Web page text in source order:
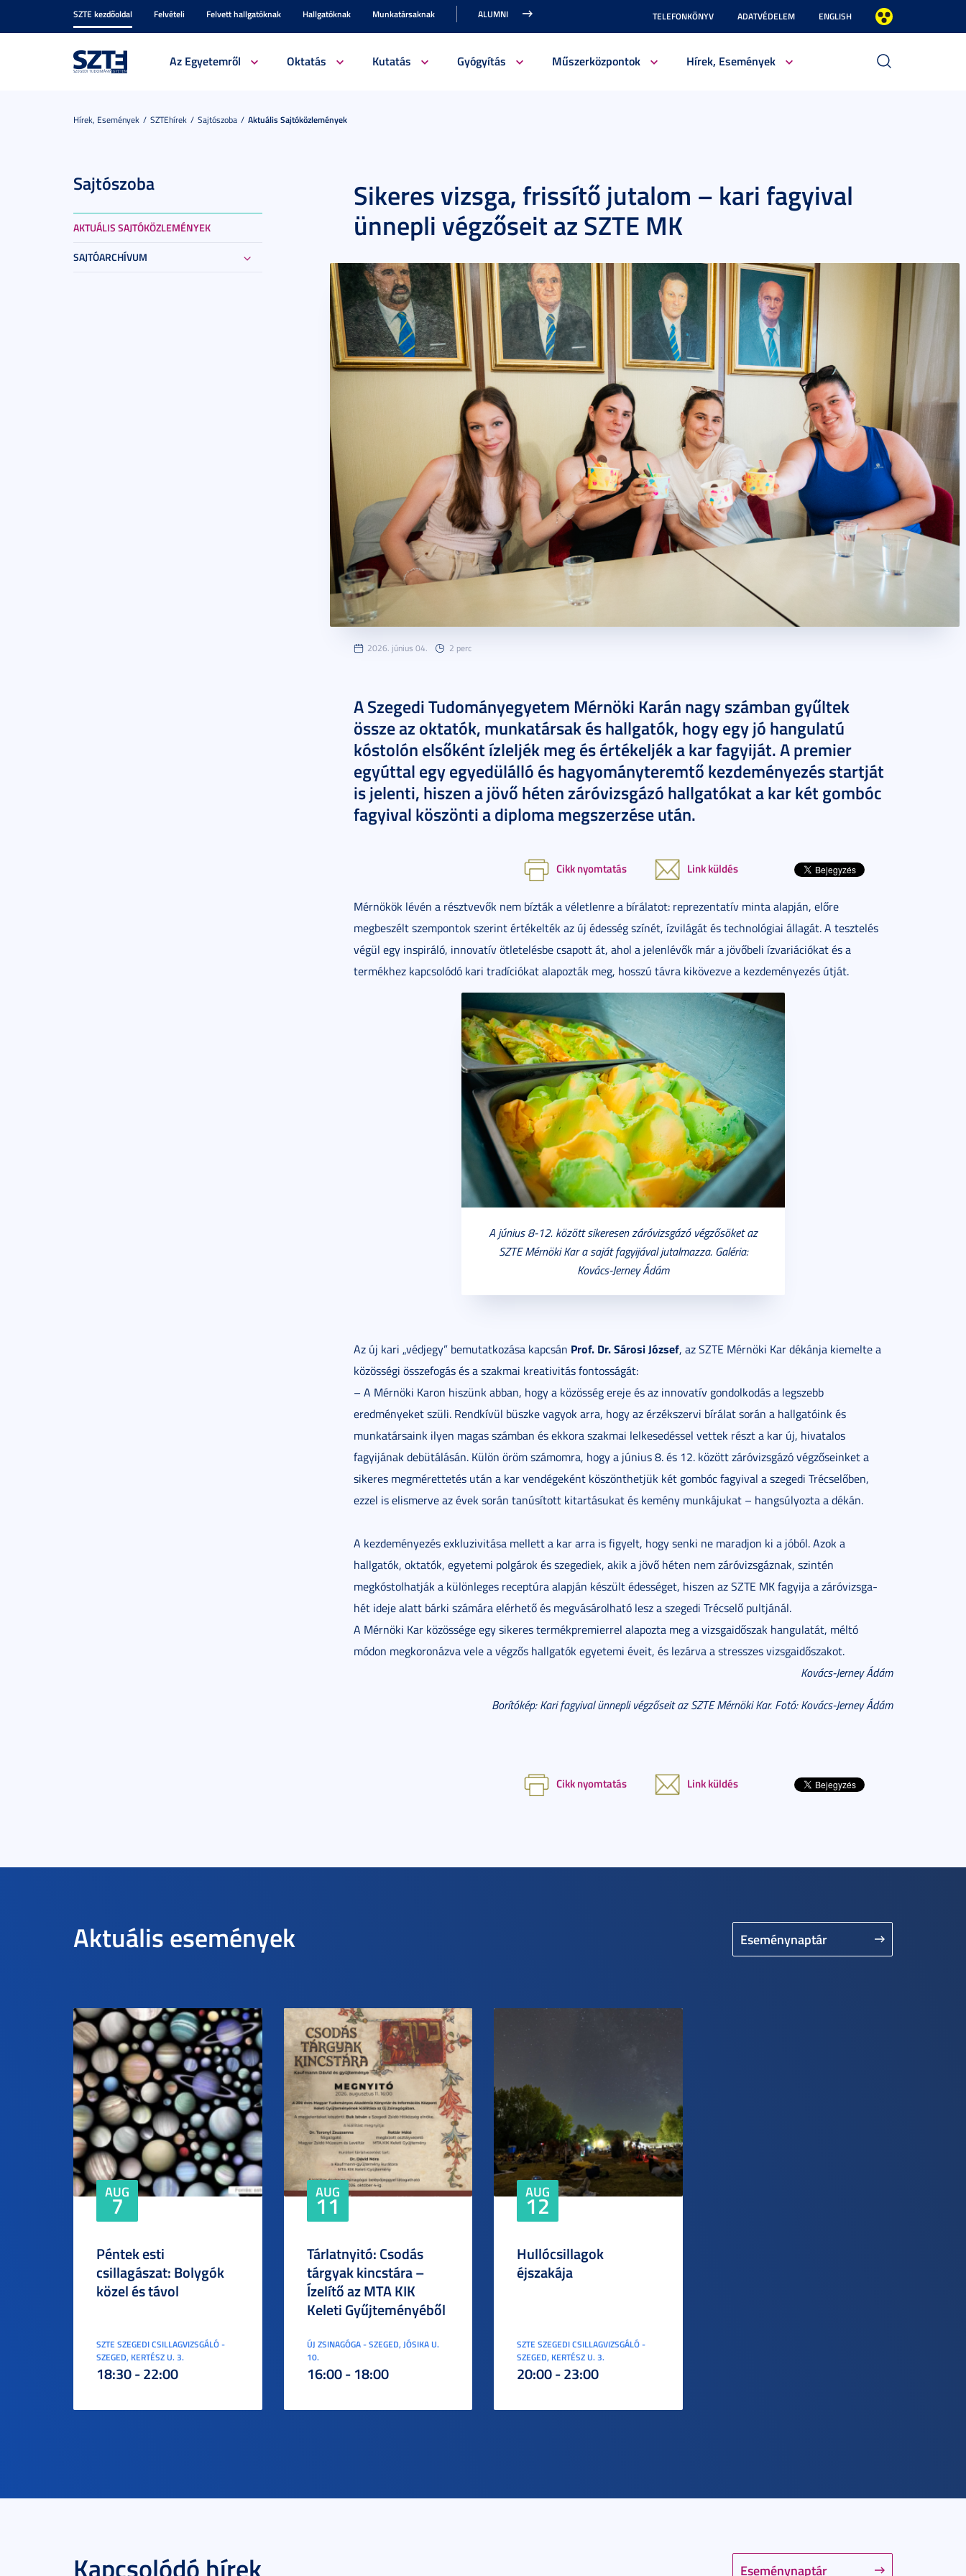
SZTE kezdőoldal Felvételi Felvett hallgatóknak Hallgatóknak Munkatársaknak ALUMNI TELEFONKÖNYV ADATVÉDELEM ENGLISH
Az Egyetemről Oktatás Kutatás Gyógyítás Műszerközpontok Hírek, Események
Hírek, Események SZTEhírek Sajtószoba Aktuális Sajtóközlemények
Sajtószoba
AKTUÁLIS SAJTÓKÖZLEMÉNYEK
SAJTÓARCHÍVUM
Sikeres vizsga, frissítő jutalom – kari fagyival
ünnepli végzőseit az SZTE MK
2026. június 04. 2 perc
A Szegedi Tudományegyetem Mérnöki Karán nagy számban gyűltek
össze az oktatók, munkatársak és hallgatók, hogy egy jó hangulatú
kóstolón elsőként ízleljék meg és értékeljék a kar fagyiját. A premier
egyúttal egy egyedülálló és hagyományteremtő kezdeményezés startját
is jelenti, hiszen a jövő héten záróvizsgázó hallgatókat a kar két gombóc
fagyival köszönti a diploma megszerzése után.
Cikk nyomtatás Link küldés
Mérnökök lévén a résztvevők nem bízták a véletlenre a bírálatot: reprezentatív minta alapján, előre
megbeszélt szempontok szerint értékelték az új édesség színét, ízvilágát és technológiai állagát. A tesztelés
végül egy inspiráló, innovatív ötletelésbe csapott át, ahol a jelenlévők már a jövőbeli ízvariációkat és a
termékhez kapcsolódó kari tradíciókat alapozták meg, hosszú távra kikövezve a kezdeményezés útját.
A június 8-12. között sikeresen záróvizsgázó végzősöket az
SZTE Mérnöki Kar a saját fagyijával jutalmazza. Galéria:
Kovács-Jerney Ádám
Az új kari „védjegy” bemutatkozása kapcsán Prof. Dr. Sárosi József, az SZTE Mérnöki Kar dékánja kiemelte a
közösségi összefogás és a szakmai kreativitás fontosságát:
– A Mérnöki Karon hiszünk abban, hogy a közösség ereje és az innovatív gondolkodás a legszebb
eredményeket szüli. Rendkívül büszke vagyok arra, hogy az érzékszervi bírálat során a hallgatóink és
munkatársaink ilyen magas számban és ekkora szakmai lelkesedéssel vettek részt a kar új, hivatalos
fagyijának debütálásán. Külön öröm számomra, hogy a június 8. és 12. között záróvizsgázó végzőseinket a
sikeres megmérettetés után a kar vendégeként köszönthetjük két gombóc fagyival a szegedi Trécselőben,
ezzel is elismerve az évek során tanúsított kitartásukat és kemény munkájukat – hangsúlyozta a dékán.
A kezdeményezés exkluzivitása mellett a kar arra is figyelt, hogy senki ne maradjon ki a jóból. Azok a
hallgatók, oktatók, egyetemi polgárok és szegediek, akik a jövő héten nem záróvizsgáznak, szintén
megkóstolhatják a különleges receptúra alapján készült édességet, hiszen az SZTE MK fagyija a záróvizsga-
hét ideje alatt bárki számára elérhető és megvásárolható lesz a szegedi Trécselő pultjánál.
A Mérnöki Kar közössége egy sikeres termékpremierrel alapozta meg a vizsgaidőszak hangulatát, méltó
módon megkoronázva vele a végzős hallgatók egyetemi éveit, és lezárva a stresszes vizsgaidőszakot.
Kovács-Jerney Ádám
Borítókép: Kari fagyival ünnepli végzőseit az SZTE Mérnöki Kar. Fotó: Kovács-Jerney Ádám
Cikk nyomtatás Link küldés
Aktuális események Eseménynaptár
AUG
7
Péntek esti
csillagászat: Bolygók
közel és távol
SZTE SZEGEDI CSILLAGVIZSGÁLÓ -
SZEGED, KERTÉSZ U. 3.
18:30 - 22:00
AUG
11
Tárlatnyitó: Csodás
tárgyak kincstára –
Ízelítő az MTA KIK
Keleti Gyűjteményéből
ÚJ ZSINAGÓGA - SZEGED, JÓSIKA U.
10.
16:00 - 18:00
AUG
12
Hullócsillagok
éjszakája
SZTE SZEGEDI CSILLAGVIZSGÁLÓ -
SZEGED, KERTÉSZ U. 3.
20:00 - 23:00
Kapcsolódó hírek Eseménynaptár